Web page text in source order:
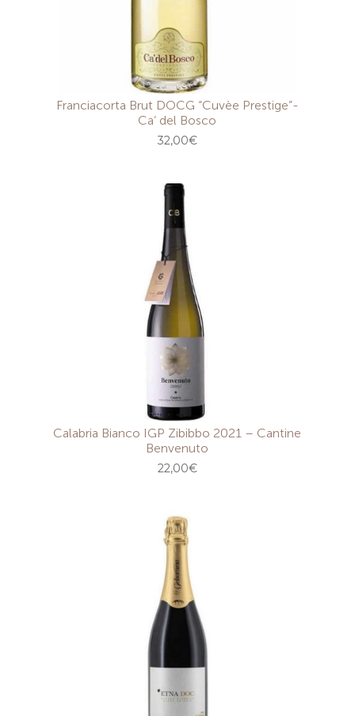
Franciacorta Brut DOCG “Cuvèe Prestige”-
Ca’ del Bosco
32,00€
Calabria Bianco IGP Zibibbo 2021 – Cantine
Benvenuto
22,00€